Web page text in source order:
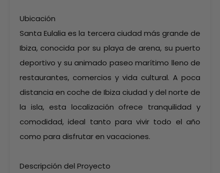
Ubicación
Santa Eulalia es la tercera ciudad más grande de
Ibiza, conocida por su playa de arena, su puerto
deportivo y su animado paseo marítimo lleno de
restaurantes, comercios y vida cultural. A poca
distancia en coche de Ibiza ciudad y del norte de
la isla, esta localización ofrece tranquilidad y
comodidad, ideal tanto para vivir todo el año
como para disfrutar en vacaciones.
Descripción del Proyecto